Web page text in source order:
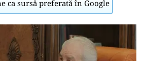
ca sursă preferată în Google